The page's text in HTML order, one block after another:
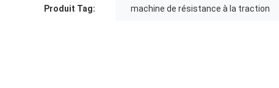
Produit Tag: machine de résistance à la traction